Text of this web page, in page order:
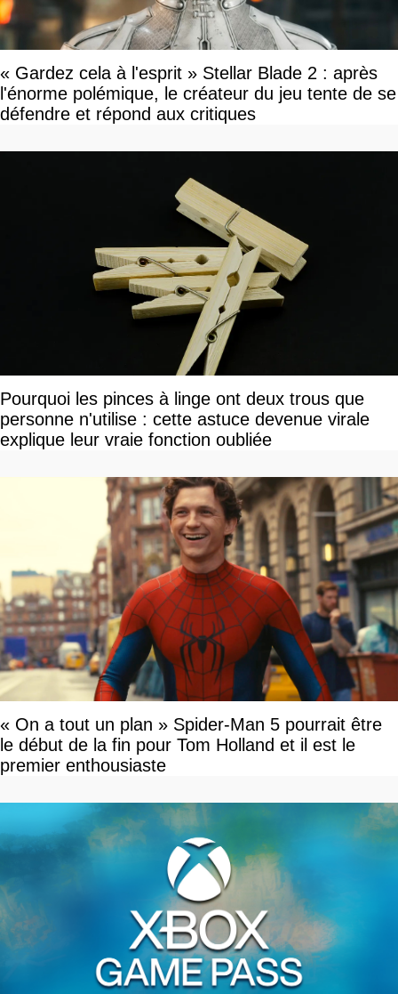
« Gardez cela à l'esprit » Stellar Blade 2 : après
l'énorme polémique, le créateur du jeu tente de se
défendre et répond aux critiques
Pourquoi les pinces à linge ont deux trous que
personne n'utilise : cette astuce devenue virale
explique leur vraie fonction oubliée
« On a tout un plan » Spider-Man 5 pourrait être
le début de la fin pour Tom Holland et il est le
premier enthousiaste